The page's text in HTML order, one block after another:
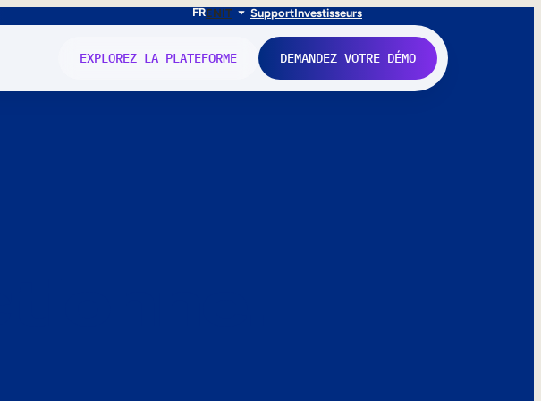
FRENIT SupportInvestisseurs
EXPLOREZ LA PLATEFORME DEMANDEZ VOTRE DÉMO